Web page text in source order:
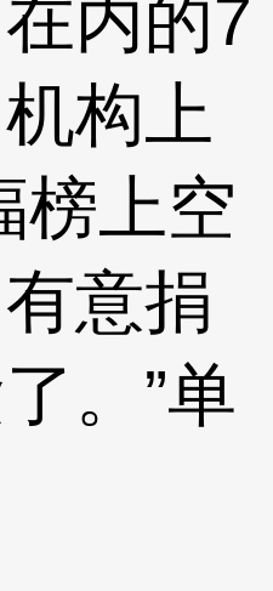
内的7
构上
榜上空
意捐
。”单